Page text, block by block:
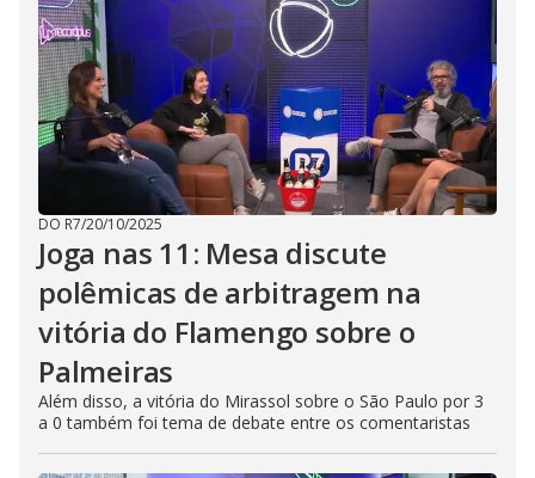
DO R7/20/10/2025
Joga nas 11: Mesa discute
polêmicas de arbitragem na
vitória do Flamengo sobre o
Palmeiras
Além disso, a vitória do Mirassol sobre o São Paulo por 3
a 0 também foi tema de debate entre os comentaristas